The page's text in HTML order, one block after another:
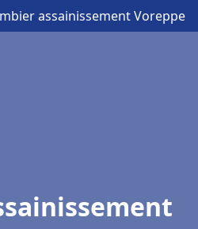
assainissement Voreppe